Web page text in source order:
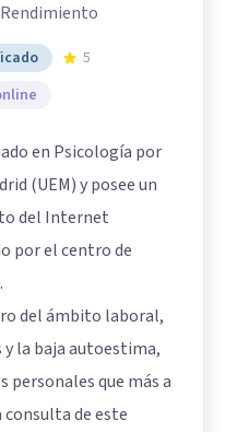
5
en Psicología por
(UEM) y posee un
del Internet
por el centro de
del ámbito laboral,
y la baja autoestima,
personales que más a
de este